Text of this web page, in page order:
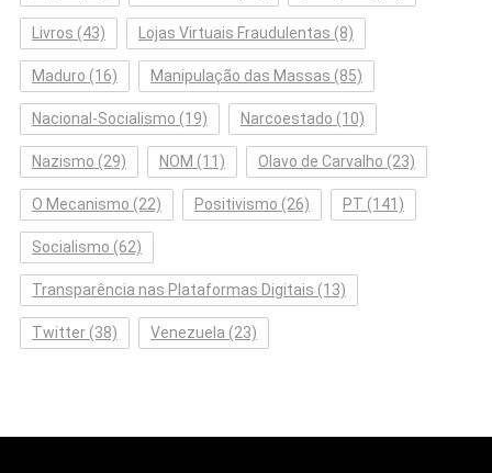
Livros (43) Lojas Virtuais Fraudulentas (8)
Maduro (16) Manipulação das Massas (85)
Nacional-Socialismo (19) Narcoestado (10)
Nazismo (29) NOM (11) Olavo de Carvalho (23)
O Mecanismo (22) Positivismo (26) PT (141)
Socialismo (62)
Transparência nas Plataformas Digitais (13)
Twitter(38) Venezuela (23)